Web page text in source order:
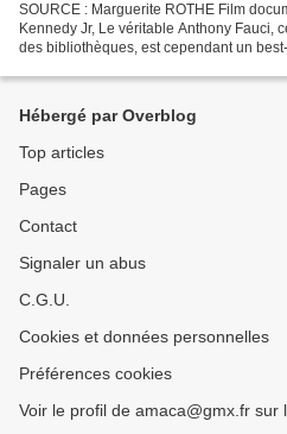
SOURCE : Marguerite ROTHE Film
Kennedy Jr, Le véritable Anthony Fauci,
des bibliothèques, est cependant un
Hébergé par Overblog
Top articles
Pages
Contact
Signaler un abus
C.G.U.
Cookies et données personnelles
Préférences cookies
Voir le profil de amaca@gmx.fr sur